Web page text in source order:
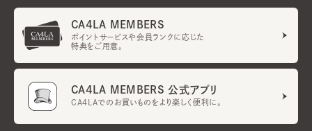
CA4LA MEMBERS
ポイントサービスや会員ランクに応じた
特典をご用意。
CA4LA MEMBERS 公式アプリ
CA4LAでのお買いものをより楽しく便利に。